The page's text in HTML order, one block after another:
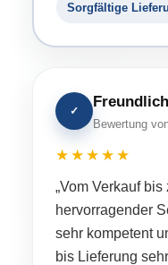
Sorgfältige
✓
Bewertung
★★★★★
„Vom Verkauf
hervorragender
sehr kompetent
bis Lieferung